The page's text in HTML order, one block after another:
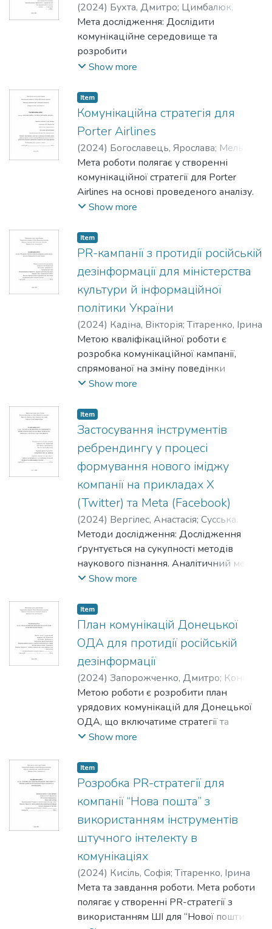
(2024) Бухта, Дмитро; Цимбалюк,
Валерій
Мета дослідження: Дослідити
комунікаційне середовище та
розробити
комунікаційну стратегію для проекту
проблем та викликів актуальної
соціально-політичної ситуації в країні та
проблем, зумовлених неможливістю
кооперації з державою у розвитку
проекту.
Show more
Item
Комунікаційна стратегія для
Porter Airlines
(2024) Богославець, Ярослава; Мельник,
Анатолій
Мета роботи полягає у створенні
комунікаційної стратегії для Porter
Airlines на основі проведеного аналізу.
Show more
Item
PR-кампанії з протидії російській
дезінформації для міністерства
культури й інформаційної
політики України
(2024) Кадіна, Вікторія;Тітаренко, Ірина
Метою кваліфікаційної роботи є
розробка комунікаційної кампанії,
спрямованої на зміну поведінки
цільової аудиторії, ґрунтуючись на
дослідженні успішних кейсів.
Show more
Item
Застосування інструментів
ребрендингу у процесі
формування нового іміджу
компанії на прикладах X
(Twitter) та Meta (Facebook)
(2024) Вергілес, Анастасія; Сусська,
Ольга
Методи дослідження: Дослідження
ґрунтується на сукупності методів
наукового пізнання. Аналітичний метод
та методи співставлення і порівняння
еволюцію та етапи ребрендингу, а
також виявити позивні та негативні
приклади ребрендингу компаній в
Україні та світі. У дослідженні
використовувалися такі наукові методи,
як: узагальнення та опис для розуміння
брендингу та ребрендингу,
систематизація та порівняння для
виділення тенденцій ребрендингу,
опитування респондентів та фокус
потреб та вподобань аудиторії.
Show more
Item
План комунікацій Донецької
ОДА для протидії російській
дезінформації
(2024) Запорожченко, Дмитро; Коник,
Дмитро
Метою роботи є розробити план
урядових комунікацій для Донецької
ОДА, що включатиме стратегії та
тактики протидії російській
Show more
Item
Розробка PR-стратегії для
компанії “Нова пошта” з
використанням інструментів
штучного інтелекту в
комунікаціях
(2024) Кисіль, Софія;Тітаренко, Ірина
Мета та завдання роботи. Мета роботи
полягає у створенні PR-стратегії з
використанням ШІ для “Нової пошти” на